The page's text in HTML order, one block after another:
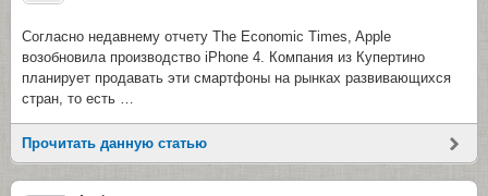
Согласно недавнему отчету The Economic Times, Apple
возобновила производство iPhone 4. Компания из Купертино
планирует продавать эти смартфоны на рынках развивающихся
стран, то есть …
Прочитать данную статью